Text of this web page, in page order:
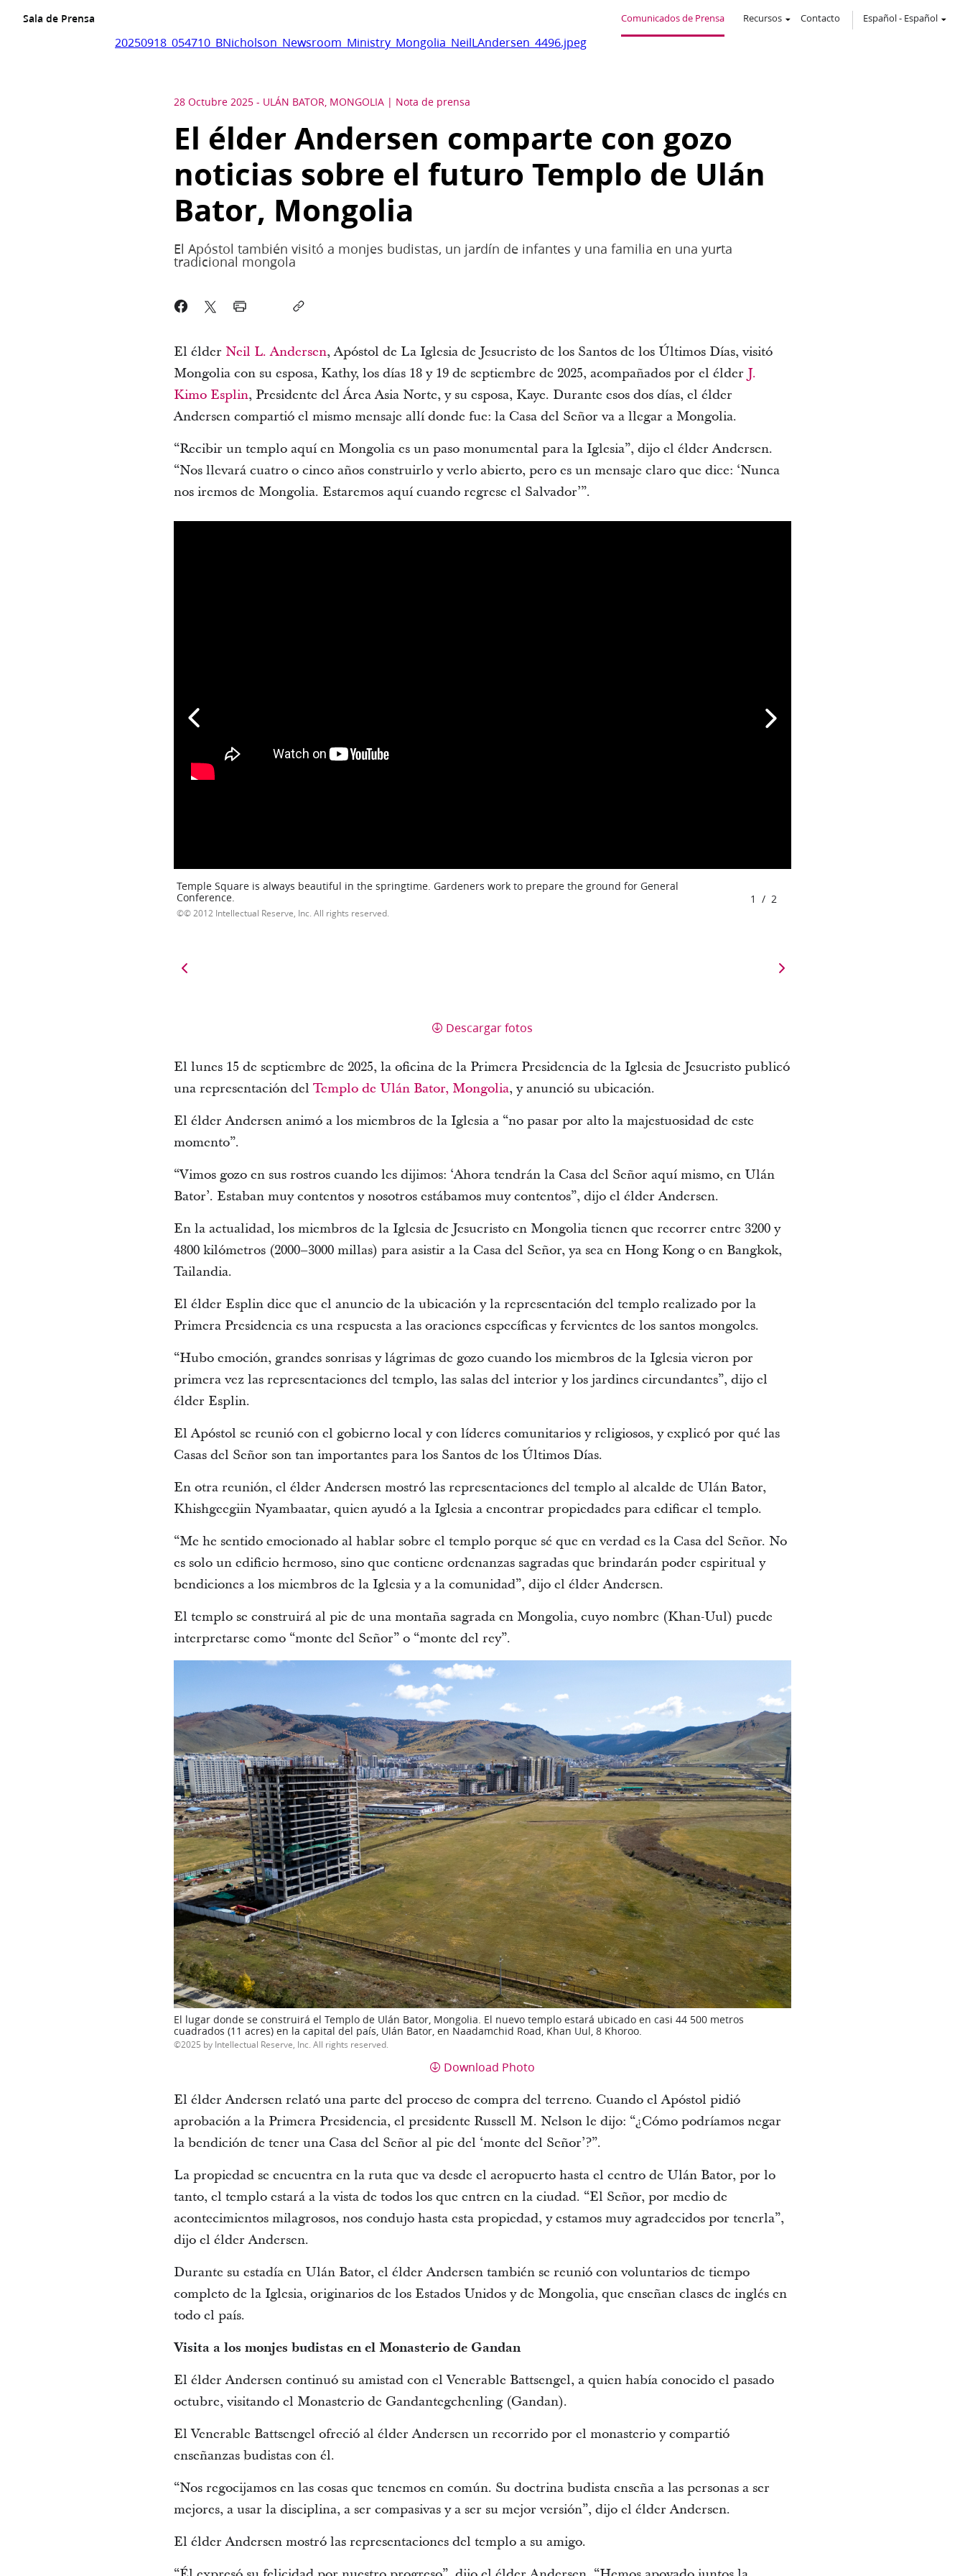
Sala de Prensa Comunicados de Prensa Recursos Contacto Español- Español
20250918_054710_BNicholson_Newsroom_Ministry_Mongolia_NeilLAndersen_4496.jpeg
28 Octubre 2025 - ULÁN BATOR, MONGOLIA Nota de prensa
El élder Andersen comparte con gozo
noticias sobre el futuro Templo de Ulán
Bator, Mongolia
El Apóstol también visitó a monjes budistas, un jardín de infantes y una familia en una yurta
tradicional mongola
El élder Neil L. Andersen, Apóstol de La Iglesia de Jesucristo de los Santos de los Últimos Días, visitó
Mongolia con su esposa, Kathy, los días 18 y 19 de septiembre de 2025, acompañados por el élder J.
Kimo Esplin, Presidente del Área Asia Norte, y su esposa, Kaye. Durante esos dos días, el élder
Andersen compartió el mismo mensaje allí donde fue: la Casa del Señor va a llegar a Mongolia.
“Recibir un templo aquí en Mongolia es un paso monumental para la Iglesia”, dijo el élder Andersen.
“Nos llevará cuatro o cinco años construirlo y verlo abierto, pero es un mensaje claro que dice: ‘Nunca
nos iremos de Mongolia. Estaremos aquí cuando regrese el Salvador’”.
Temple Square is always beautiful in the springtime. Gardeners work to prepare the ground for General
Conference.
© 2012 Intellectual Reserve, Inc. All rights reserved.
1 / 2
Descargar fotos
El lunes 15 de septiembre de 2025, la oficina de la Primera Presidencia de la Iglesia de Jesucristo publicó
una representación del Templo de Ulán Bator, Mongolia, y anunció su ubicación.
El élder Andersen animó a los miembros de la Iglesia a “no pasar por alto la majestuosidad de este
momento”.
“Vimos gozo en sus rostros cuando les dijimos: ‘Ahora tendrán la Casa del Señor aquí mismo, en Ulán
Bator’. Estaban muy contentos y nosotros estábamos muy contentos”, dijo el élder Andersen.
En la actualidad, los miembros de la Iglesia de Jesucristo en Mongolia tienen que recorrer entre 3200 y
4800 kilómetros (2000–3000 millas) para asistir a la Casa del Señor, ya sea en Hong Kong o en Bangkok,
Tailandia.
El élder Esplin dice que el anuncio de la ubicación y la representación del templo realizado por la
Primera Presidencia es una respuesta a las oraciones específicas y fervientes de los santos mongoles.
“Hubo emoción, grandes sonrisas y lágrimas de gozo cuando los miembros de la Iglesia vieron por
primera vez las representaciones del templo, las salas del interior y los jardines circundantes”, dijo el
élder Esplin.
El Apóstol se reunió con el gobierno local y con líderes comunitarios y religiosos, y explicó por qué las
Casas del Señor son tan importantes para los Santos de los Últimos Días.
En otra reunión, el élder Andersen mostró las representaciones del templo al alcalde de Ulán Bator,
Khishgeegiin Nyambaatar, quien ayudó a la Iglesia a encontrar propiedades para edificar el templo.
“Me he sentido emocionado al hablar sobre el templo porque sé que en verdad es la Casa del Señor. No
es solo un edificio hermoso, sino que contiene ordenanzas sagradas que brindarán poder espiritual y
bendiciones a los miembros de la Iglesia y a la comunidad”, dijo el élder Andersen.
El templo se construirá al pie de una montaña sagrada en Mongolia, cuyo nombre (Khan-Uul) puede
interpretarse como “monte del Señor” o “monte del rey”.
El lugar donde se construirá el Templo de Ulán Bator, Mongolia. El nuevo templo estará ubicado en casi 44 500 metros
cuadrados (11 acres) en la capital del país, Ulán Bator, en Naadamchid Road, Khan Uul, 8 Khoroo.
2025 by Intellectual Reserve, Inc. All rights reserved.
Download Photo
El élder Andersen relató una parte del proceso de compra del terreno. Cuando el Apóstol pidió
aprobación a la Primera Presidencia, el presidente Russell M. Nelson le dijo: “¿Cómo podríamos negar
la bendición de tener una Casa del Señor al pie del ‘monte del Señor’?”.
La propiedad se encuentra en la ruta que va desde el aeropuerto hasta el centro de Ulán Bator, por lo
tanto, el templo estará a la vista de todos los que entren en la ciudad. “El Señor, por medio de
acontecimientos milagrosos, nos condujo hasta esta propiedad, y estamos muy agradecidos por tenerla”,
dijo el élder Andersen.
Durante su estadía en Ulán Bator, el élder Andersen también se reunió con voluntarios de tiempo
completo de la Iglesia, originarios de los Estados Unidos y de Mongolia, que enseñan clases de inglés en
todo el país.
Visita a los monjes budistas en el Monasterio de Gandan
El élder Andersen continuó su amistad con el Venerable Battsengel, a quien había conocido el pasado
octubre, visitando el Monasterio de Gandantegchenling (Gandan).
El Venerable Battsengel ofreció al élder Andersen un recorrido por el monasterio y compartió
enseñanzas budistas con él.
“Nos regocijamos en las cosas que tenemos en común. Su doctrina budista enseña a las personas a ser
mejores, a usar la disciplina, a ser compasivas y a ser su mejor versión”, dijo el élder Andersen.
El élder Andersen mostró las representaciones del templo a su amigo.